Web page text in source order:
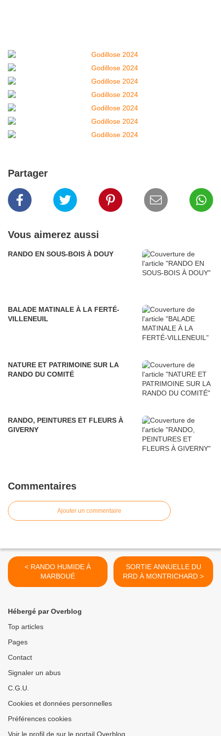
Partager
Vous aimerez aussi
RANDO EN SOUS-BOIS À DOUY
BALADE MATINALE À LA FERTÉ-
VILLENEUIL
NATURE ET PATRIMOINE SUR LA
RANDO DU COMITÉ
RANDO, PEINTURES ET FLEURS À
GIVERNY
Commentaires
Ajouter un commentaire
< RANDO HUMIDE À
MARBOUÉ
SORTIE ANNUELLE DU
RRD À MONTRICHARD >
Hébergé par Overblog
Top articles
Pages
Contact
Signaler un abus
C.G.U.
Cookies et données personnelles
Préférences cookies
Voir le profil de sur le portail Overblog